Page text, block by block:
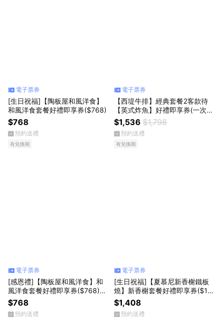
電子票券
[生日祝福]【陶板屋和風洋食】
和風洋食套餐好禮即享券($768)
$768
預約送禮
有兌換期
電子票券
【西堤牛排】經典套餐2客款待
【英式炸魚】好禮即享券(一次抵
用)(限內用)
$1,536 $1,798
預約送禮
有兌換期
電子票券
[感恩禮]【陶板屋和風洋食】和
風洋食套餐好禮即享券($768)
(一次需購買2張)
$768
預約送禮
電子票券
[生日祝福]【夏慕尼新香榭鐵板
燒】新香榭套餐好禮即享券($14
08)(一次抵用)(限內用)
$1,408
預約送禮